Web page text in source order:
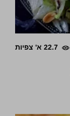
22.7 א' צפיות